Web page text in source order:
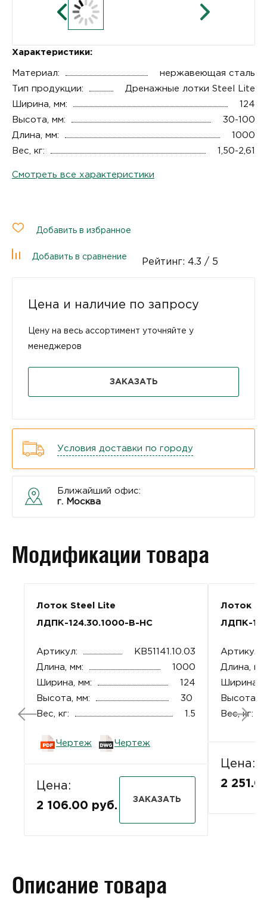
Характеристики:
Материал:
нержавеющая сталь
Тип продукции:
Дренажные лотки Steel Lite
Ширина, мм:
124
Высота, мм:
30-100
Длина, мм:
1000
Вес, кг:
1,50-2,61
Смотреть все характеристики
Добавить в избранное
Добавить в сравнение
Рейтинг: 4.3 / 5
Цена и наличие по запросу
Цену на весь ассортимент уточняйте у
менеджеров
ЗАКАЗАТЬ
Условия доставки по городу
Ближайший офис:
г. Москва
Модификации товара
Лоток Steel Lite
ЛДПК-124.30.1000-В-НС
Артикул:
КВ51141.10.03
Длина, мм:
1000
Ширина, мм:
124
Высота, мм:
30
Вес, кг:
1.5
Чертеж Чертеж
Цена:
2 106.00 руб.
ЗАКАЗАТЬ
Лоток
ЛДПК-
Артикул:
Длина, мм:
Ширина,
Высота,
Вес, кг:
Цена:
2
Описание товара